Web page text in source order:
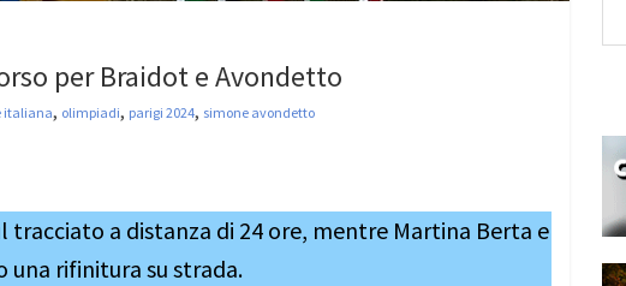
per Braidot e Avondetto
italiana, olimpiadi, parigi 2024, simone avondetto
tracciato a distanza di 24 ore, mentre Martina Berta e
una rifinitura su strada.